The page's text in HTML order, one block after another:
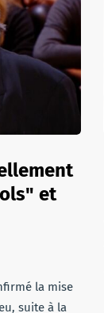
et
la mise
suite à la